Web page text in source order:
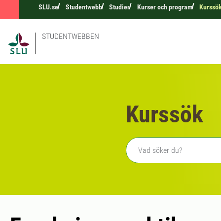
SLU.se Studentwebb Studier Kurser och program
STUDENTWEBBEN
Kurssök
Fritext sökning